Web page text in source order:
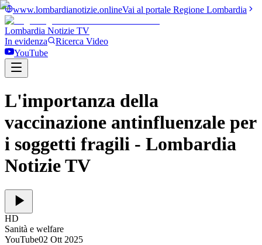
www.lombardianotizie.onlineVai al portale Regione Lombardia
Lombardia Notizie TV
In evidenza
Ricerca Video
YouTube
L'importanza della
vaccinazione antinfluenzale per
i soggetti fragili - Lombardia
Notizie TV
HD
Sanità e welfare
YouTube02 Ott 2025